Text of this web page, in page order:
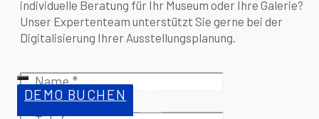
DEMO BUCHEN
individuelle Beratung für Ihr Museum oder Ihre Galerie?
Unser Expertenteam unterstützt Sie gerne bei der
Digitalisierung Ihrer Ausstellungsplanung.